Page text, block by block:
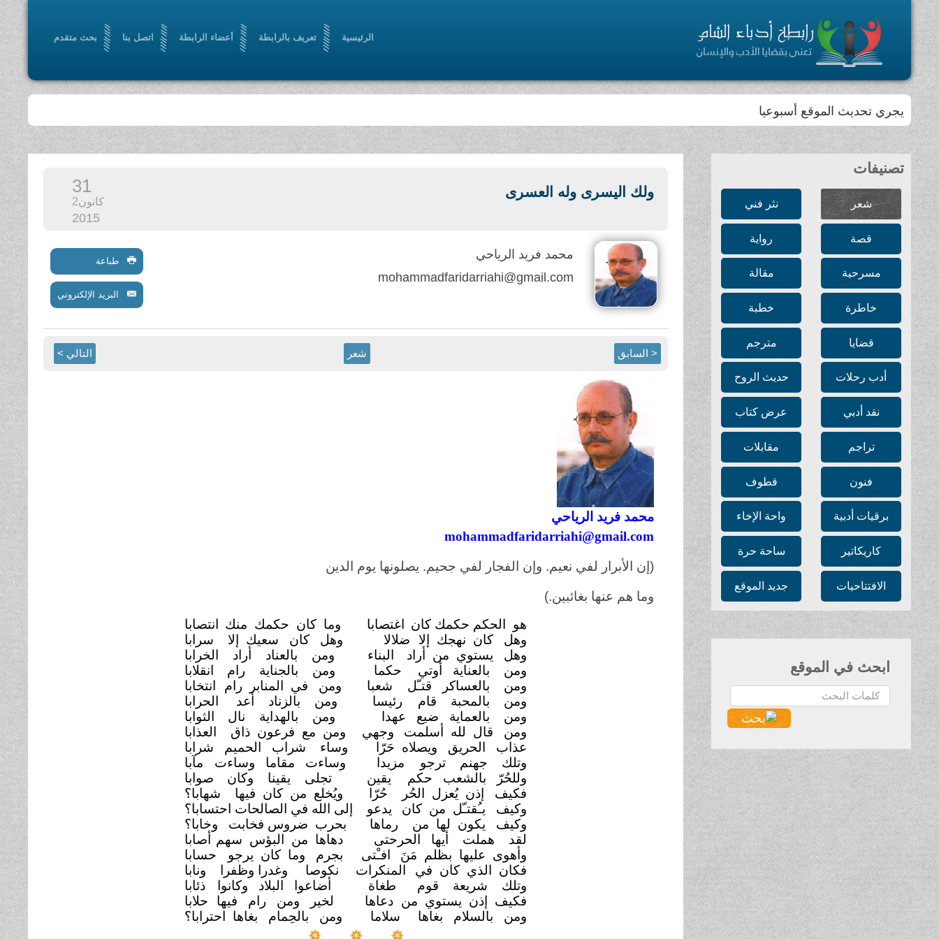
الرئيسية تعريف بالرابطة أعضاء الرابطة اتصل بنا بحث متقدم
يجري تحديث الموقع أسبوعيا
تصنيفات
شعر نثر فني
قصة رواية
مسرحية مقالة
خاطرة خطبة
قضايا مترجم
أدب رحلات حديث الروح
نقد أدبي عرض كتاب
تراجم مقابلات
فنون قطوف
برقيات أدبية واحة الإخاء
كاريكاتير ساحة حرة
الافتتاحيات جديد الموقع
ابحث في الموقع
البحث...
ولك اليسرى وله العسرى 31
كانون2
2015
محمد فريد الرياحي
mohammadfaridarriahi@gmail.com
طباعة
البريد الإلكتروني
< السابق شعر التالي >
محمد فريد الرياحي
mohammadfaridarriahi@gmail.com
(إن الأبرار لفي نعيم. وإن الفجار لفي جحيم. يصلونها يوم الدين
وما هم عنها بغائبين.)
هو الحكم حكمك كان
اغتصابا
وهل كان نهجك إلا
ضلالا
وهل يستوي من أراد
البناء
ومن بالعناية أوتي
حكما
ومن بالعساكر قتـّل
شعبا
ومن بالمحبة قام
رئيسا
ومن بالعماية ضيع عهدا
ومن قال لله أسلمت
وجهي
عذاب الحريق ويصلاه حَرّا
وتلك جهنم ترجو
مزيدا
وللحُرّ بالشعب حكم
يقين
فكيف إذن يُعزل الحُر
حُرّا
وكيف يـُقتـّل من كان
يدعو
وكيف يكون لها من
رماها
لقد هملت أيها الحرحتى
وأهوى عليها بظلم مَنَ
افـْتى
فكان الذي كان في
المنكرات
وتلك شريعة قوم
طغاة
فكيف إذن يستوي من دعاها
ومن بالسلام بغاها
سلاما
وما كان حكمك منك
انتصابا
وهل كان سعيك إلا
سرابا
ومن بالعناد أراد الخرابا
ومن بالجناية رام
انقلابا
ومن في المنابر رام
انتخابا
ومن بالزناد أعد
الحرابا
ومن بالهداية نال
الثوابا
ومن مع فرعون ذاق
العذابا
وساء شراب الحميم شرابا
وساءت مقاما وساءت
مآبا
تجلى يقينا وكان
صوابا
ويُخلع من كان فيها
شهابا؟
إلى الله في الصالحات احتسابا؟
بحرب ضروس فخابت
وخابا؟
دهاها من البؤس سهم
أصابا
بجرم وما كان يرجو
حسابا
نكوصا وغدرا وظفرا ونابا
أضاعوا البلاد وكانوا ذئابا
لخير ومن رام فيها
حلابا
ومن بالحِمام بغاها احترابا؟